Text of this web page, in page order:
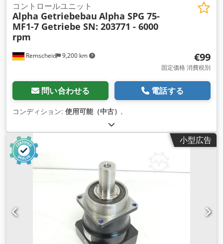
Remscheid 9,200 km
コントロールユニット
Alpha Getriebebau Alpha SPG 75-
MF1-7 Getriebe SN: 203771 - 6000
rpm
€99
固定価格 消費税別
問い合わせる 電話する
コンディション: 使用可能（中古） ,
小型広告